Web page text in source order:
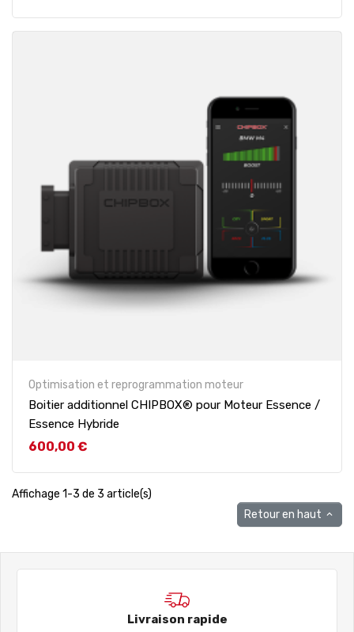
Optimisation et reprogrammation moteur
Boitier additionnel CHIPBOX® pour Moteur Essence /
Essence Hybride
Prix
600,00 €
Affichage 1-3 de 3 article(s)
Retour en haut 
Livraison rapide